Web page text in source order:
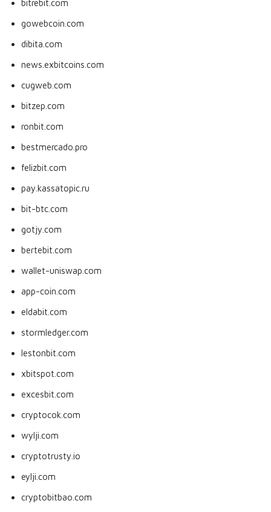
bitrebit.com
gowebcoin.com
dibita.com
news.exbitcoins.com
cugweb.com
bitzep.com
ronbit.com
bestmercado.pro
felizbit.com
pay.kassatopic.ru
bit-btc.com
gotjy.com
bertebit.com
wallet-uniswap.com
app-coin.com
eldabit.com
stormledger.com
lestonbit.com
xbitspot.com
excesbit.com
cryptocok.com
wylji.com
cryptotrusty.io
eylji.com
cryptobitbao.com